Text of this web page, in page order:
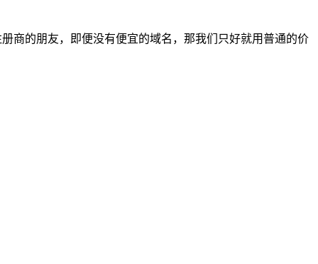
商的朋友，即便没有便宜的域名，那我们只好就用普通的价